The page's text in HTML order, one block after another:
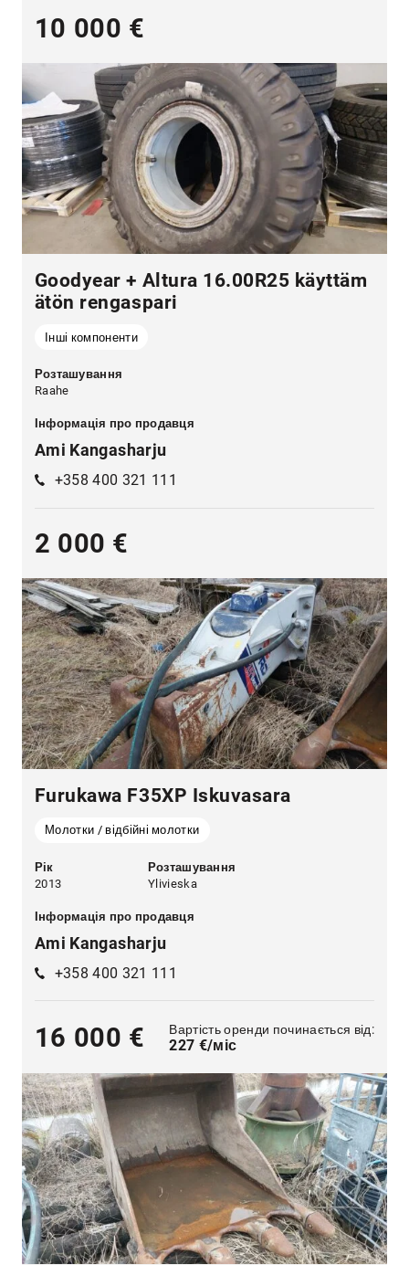
10 000 €
Goodyear + Altura 16.00R25 käyttäm
ätön rengaspari
Інші компоненти
Розташування
Raahe
Інформація про продавця
Ami Kangasharju
+358 400 321 111
2 000 €
Furukawa F35XP Iskuvasara
Молотки / відбійні молотки
Рік
2013
Розташування
Ylivieska
Інформація про продавця
Ami Kangasharju
+358 400 321 111
16 000 € Вартість оренди починається від:
227 €/міс